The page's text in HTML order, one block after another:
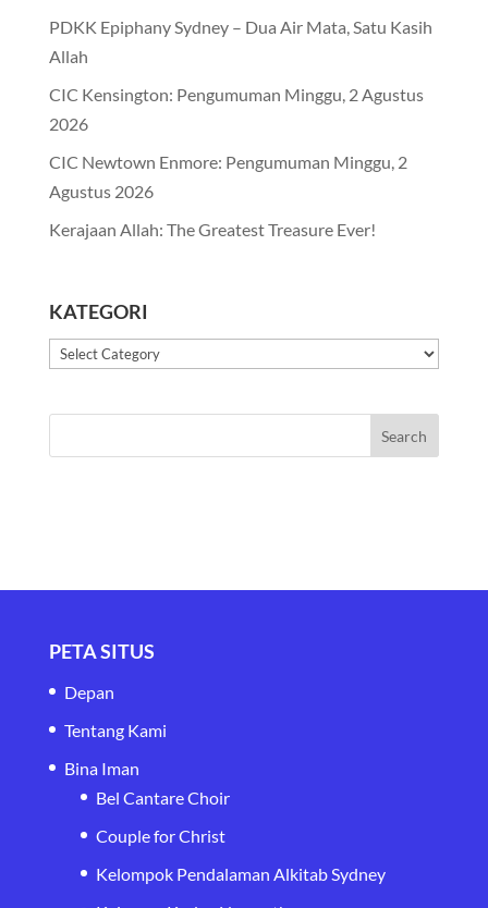
PDKK Epiphany Sydney – Dua Air Mata, Satu Kasih
Allah
CIC Kensington: Pengumuman Minggu, 2 Agustus
2026
CIC Newtown Enmore: Pengumuman Minggu, 2
Agustus 2026
Kerajaan Allah: The Greatest Treasure Ever!
KATEGORI
Kategori
PETA SITUS
Depan
Tentang Kami
Bina Iman
Bel Cantare Choir
Couple for Christ
Kelompok Pendalaman Alkitab Sydney